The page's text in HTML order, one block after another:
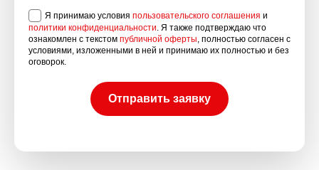
Я принимаю условия пользовательского соглашения и
политики конфиденциальности. Я также подтверждаю что
ознакомлен с текстом публичной оферты, полностью согласен с
условиями, изложенными в ней и принимаю их полностью и без
оговорок.
Отправить заявку